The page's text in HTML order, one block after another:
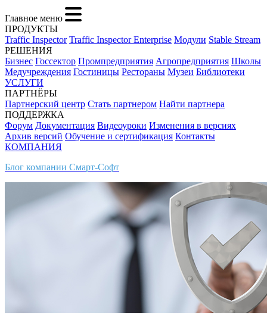
Главное меню
ПРОДУКТЫ
Traffic Inspector Traffic Inspector Enterprise Модули Stable Stream
РЕШЕНИЯ
Бизнес Госсектор Промпредприятия Агропредприятия Школы
Медучреждения Гостиницы Рестораны Музеи Библиотеки
УСЛУГИ
ПАРТНЁРЫ
Партнерский центр Стать партнером Найти партнера
ПОДДЕРЖКА
Форум Документация Видеоуроки Изменения в версиях
Архив версий Обучение и сертификация Контакты
КОМПАНИЯ
Блог компании Смарт-Софт